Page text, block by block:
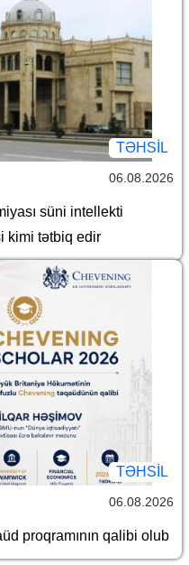
TƏHSIL
06.08.2026
süni intellekti
kimi tətbiq edir
TƏHSIL
06.08.2026
proqramının qalibi olub